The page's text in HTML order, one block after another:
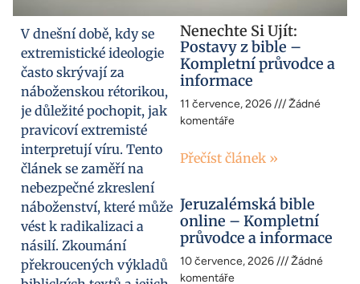
V dnešní době, kdy se
extremistické ideologie
často skrývají za
náboženskou rétorikou,
je důležité pochopit, jak
pravicoví extremisté
interpretují víru. Tento
článek se zaměří na
nebezpečné zkreslení
náboženství, které může
vést k radikalizaci a
násilí. Zkoumání
překroucených výkladů
Nenechte Si Ujít:
Postavy z bible –
Kompletní průvodce a
informace
11 července, 2026
Žádné
komentáře
Přečíst článek »
Jeruzalémská bible
online – Kompletní
průvodce a informace
10 července, 2026
Žádné
komentáře